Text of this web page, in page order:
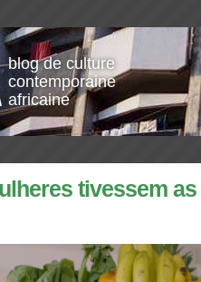
blog de culture
contemporaine
africaine
tivessem